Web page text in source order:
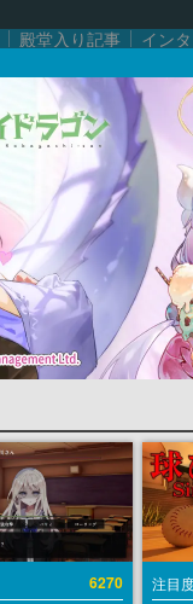
殿堂入り記事 イン
6270 注目